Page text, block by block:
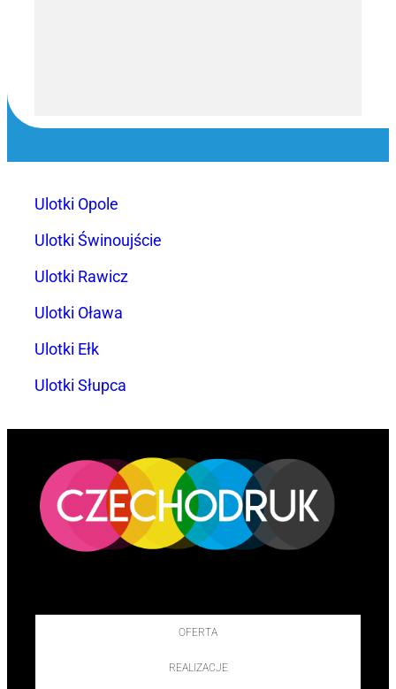
Ulotki Opole
Ulotki Świnoujście
Ulotki Rawicz
Ulotki Oława
Ulotki Ełk
Ulotki Słupca
OFERTA
REALIZACJE